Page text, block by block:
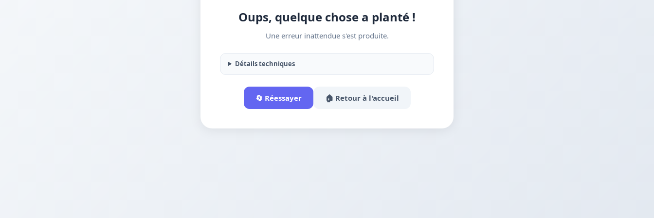
Oups, quelque chose a planté !
Une erreur inattendue s'est produite.
Détails techniques
🔄 Réessayer 🏠 Retour à l'accueil